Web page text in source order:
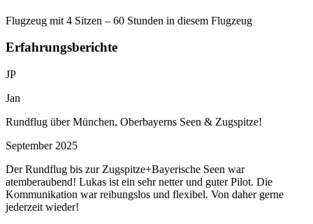
Flugzeug mit 4 Sitzen – 60 Stunden in diesem Flugzeug
Erfahrungsberichte
JP
Jan
Rundflug über München, Oberbayerns Seen & Zugspitze!
September 2025
Der Rundflug bis zur Zugspitze+Bayerische Seen war
atemberaubend! Lukas ist ein sehr netter und guter Pilot. Die
Kommunikation war reibungslos und flexibel. Von daher gerne
jederzeit wieder!